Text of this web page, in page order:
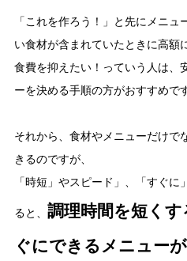
「これを作ろう！」と先にメニ
い食材が含まれていたときに高額
食費を抑えたい！っていう人は、
ーを決める手順の方がおすすめで
それから、食材やメニューだけで
きるのですが、
「時短」やスピード」、「すぐ
ると、 調理時間を短く
ぐにできるメニュー